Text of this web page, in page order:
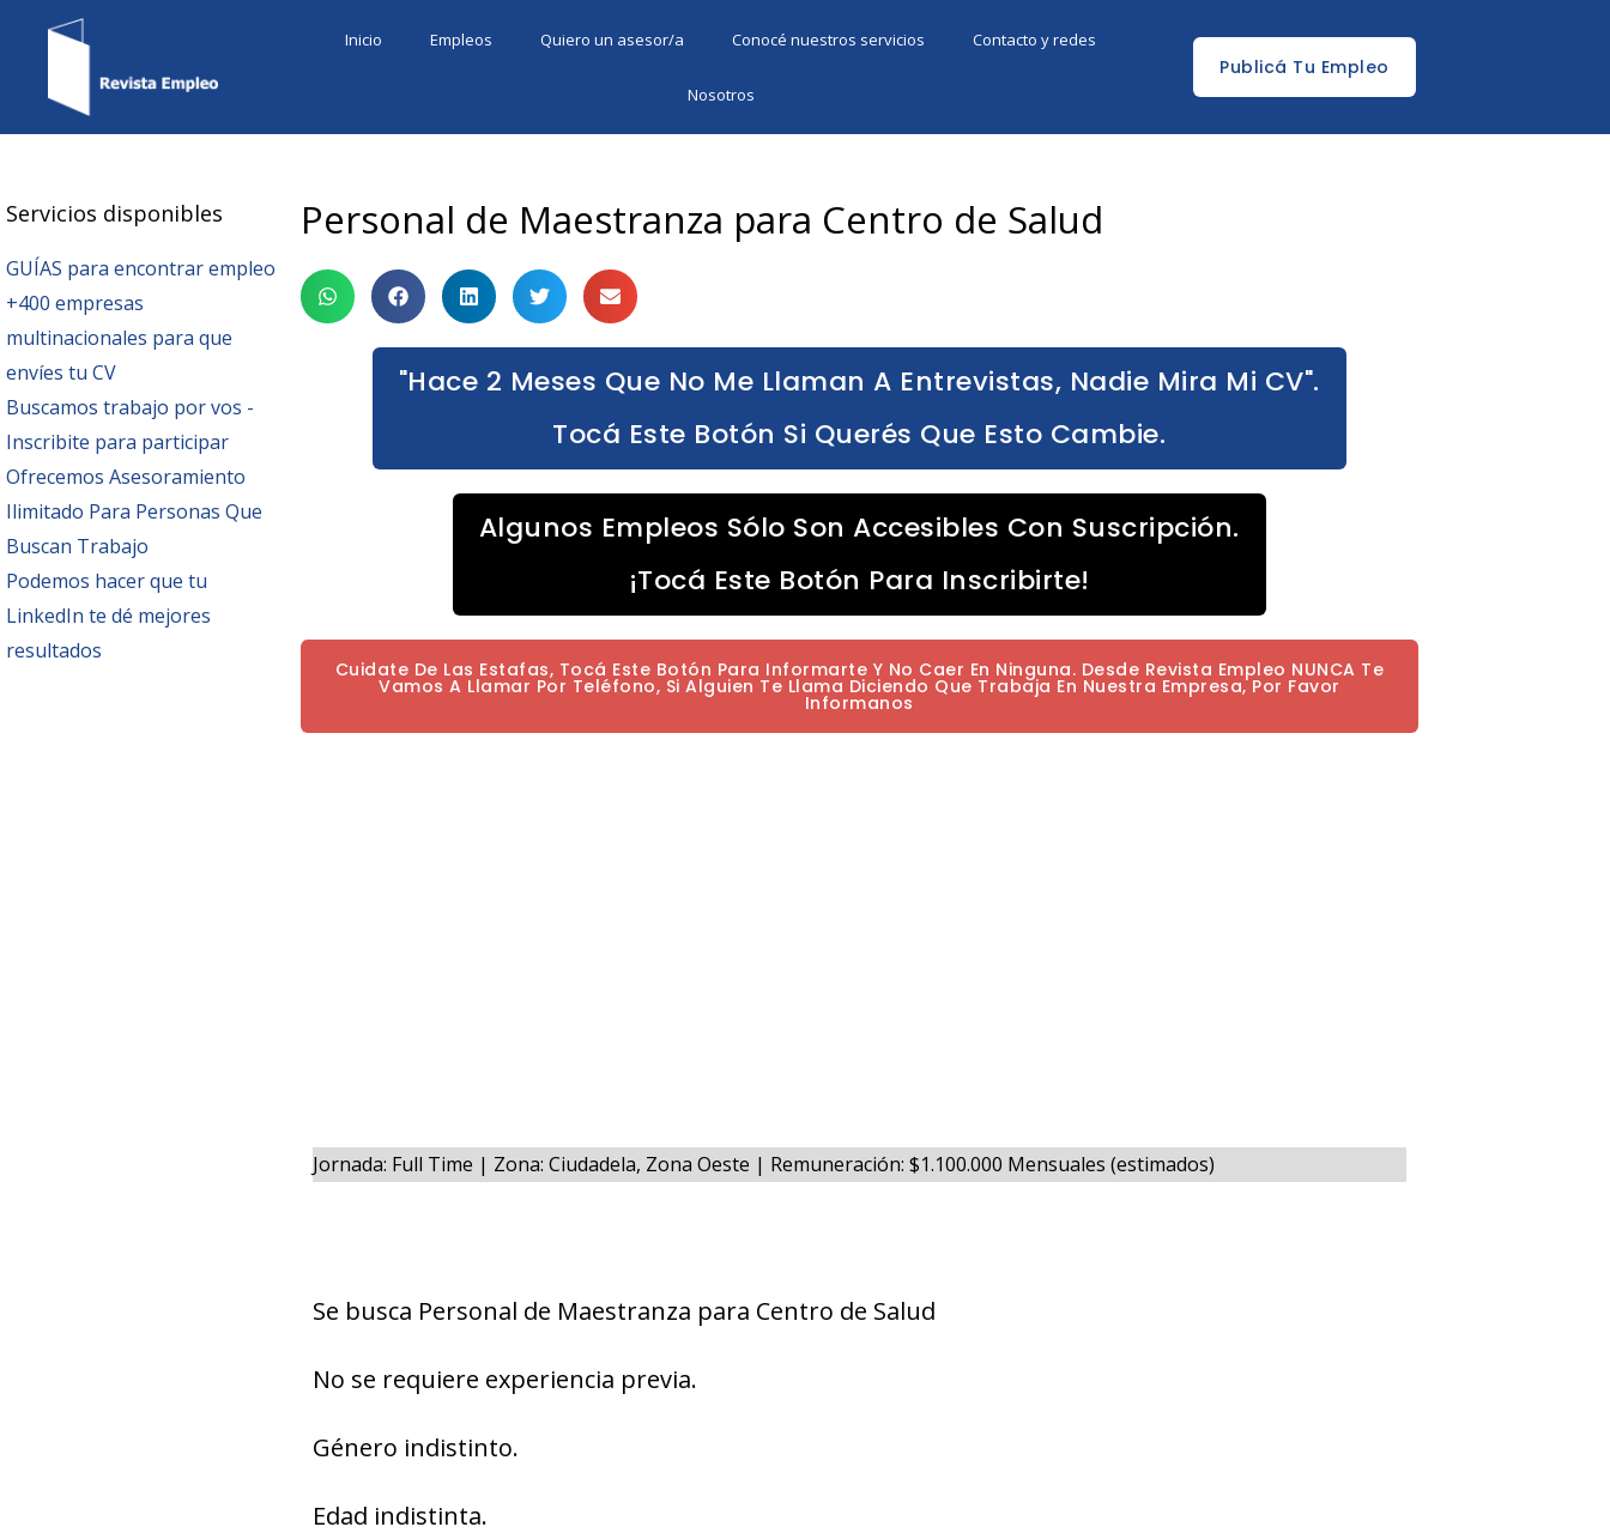
Inicio Empleos Quiero un asesor/a Conocé nuestros servicios Contacto y redes
Nosotros
Publicá Tu Empleo
Servicios disponibles
GUÍAS para encontrar empleo
+400 empresas
multinacionales para que
envíes tu CV
Buscamos trabajo por vos -
Inscribite para participar
Ofrecemos Asesoramiento
Ilimitado Para Personas Que
Buscan Trabajo
Podemos hacer que tu
LinkedIn te dé mejores
resultados
Personal de Maestranza para Centro de Salud
"Hace 2 Meses Que No Me Llaman A Entrevistas, Nadie Mira Mi CV".
Tocá Este Botón Si Querés Que Esto Cambie.
Algunos Empleos Sólo Son Accesibles Con Suscripción.
¡Tocá Este Botón Para Inscribirte!
Cuidate De Las Estafas, Tocá Este Botón Para Informarte Y No Caer En Ninguna. Desde Revista Empleo NUNCA Te
Vamos A Llamar Por Teléfono, Si Alguien Te Llama Diciendo Que Trabaja En Nuestra Empresa, Por Favor
Informanos
Jornada: Full Time | Zona: Ciudadela, Zona Oeste | Remuneración: $1.100.000 Mensuales (estimados)
Se busca Personal de Maestranza para Centro de Salud
No se requiere experiencia previa.
Género indistinto.
Edad indistinta.